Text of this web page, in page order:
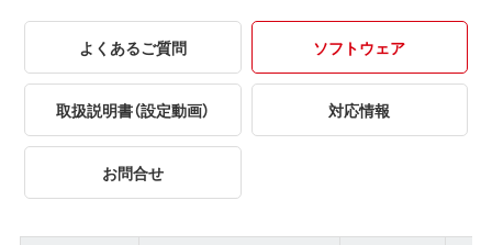
よくあるご質問 ソフトウェア
取扱説明書（設定動画） 対応情報
お問合せ